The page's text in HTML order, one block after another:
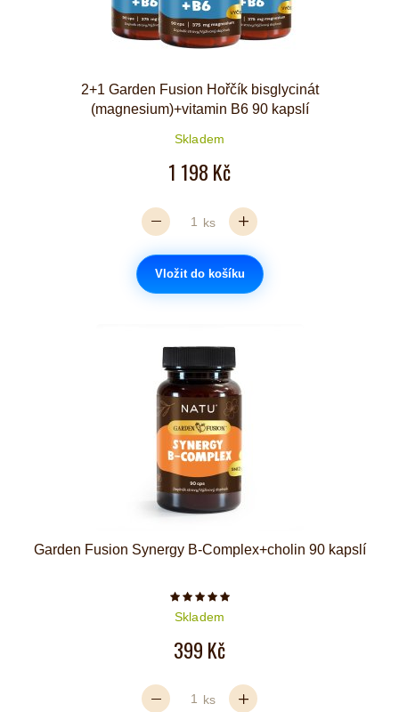
2+1 Garden Fusion Hořčík bisglycinát
(magnesium)+vitamin B6 90 kapslí
Skladem
1 198 Kč
ks
Vložit do košíku
Garden Fusion Synergy B-Complex+cholin 90 kapslí
Počet hvězdiček je 5 z 5
Skladem
399 Kč
ks